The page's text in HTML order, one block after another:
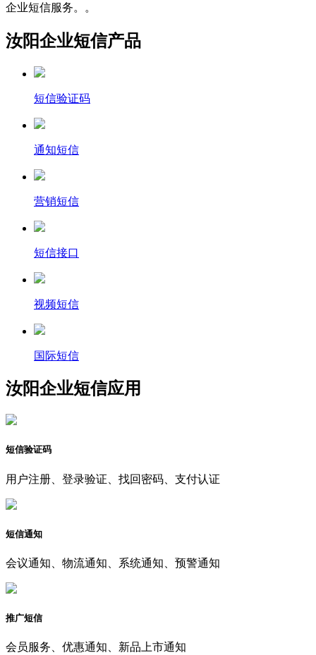
企业短信服务。。
汝阳企业短信产品
短信验证码
通知短信
营销短信
短信接口
视频短信
国际短信
汝阳企业短信应用
短信验证码
用户注册、登录验证、找回密码、支付认证
短信通知
会议通知、物流通知、系统通知、预警通知
推广短信
会员服务、优惠通知、新品上市通知